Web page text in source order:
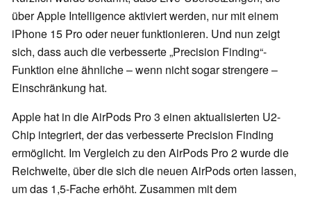
über Apple Intelligence aktiviert werden, nur mit einem
iPhone 15 Pro oder neuer funktionieren. Und nun zeigt
sich, dass auch die verbesserte „Precision Finding“-
Funktion eine ähnliche – wenn nicht sogar strengere –
Einschränkung hat.
Apple hat in die AirPods Pro 3 einen aktualisierten U2-
Chip integriert, der das verbesserte Precision Finding
ermöglicht. Im Vergleich zu den AirPods Pro 2 wurde die
Reichweite, über die sich die neuen AirPods orten lassen,
um das 1,5-Fache erhöht. Zusammen mit dem